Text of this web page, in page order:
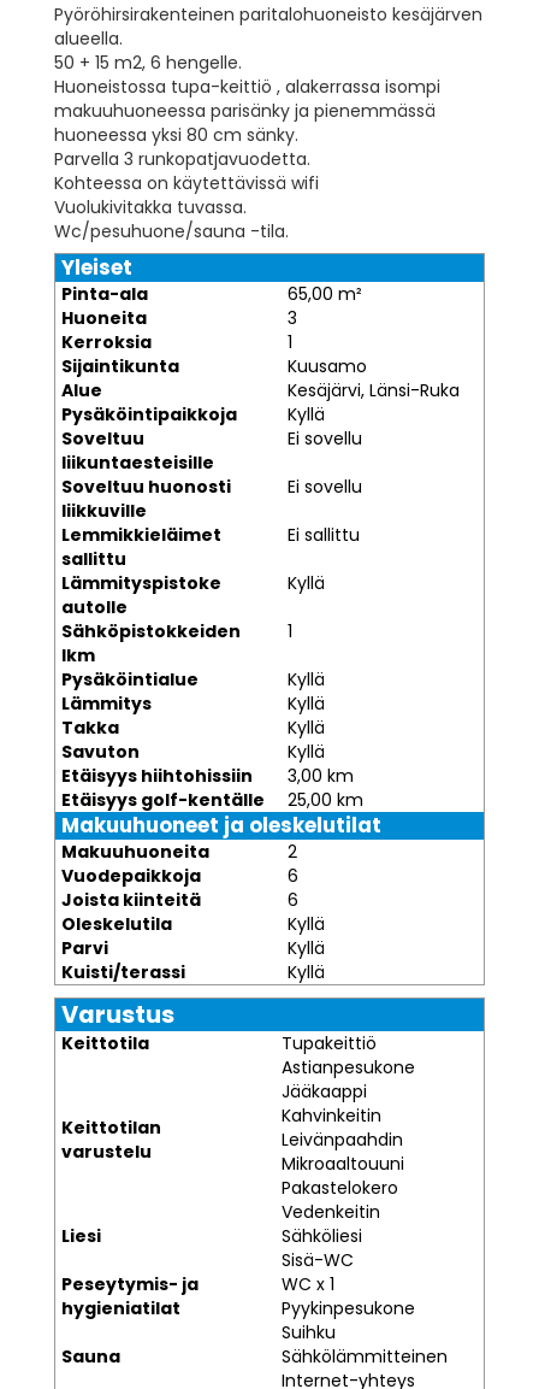
Pyöröhirsirakenteinen paritalohuoneisto kesäjärven
alueella.
50 + 15 m2, 6 hengelle.
Huoneistossa tupa-keittiö , alakerrassa isompi
makuuhuoneessa parisänky ja pienemmässä
huoneessa yksi 80 cm sänky.
Parvella 3 runkopatjavuodetta.
Kohteessa on käytettävissä wifi
Vuolukivitakka tuvassa.
Wc/pesuhuone/sauna -tila.
Yleiset
Pinta-ala
65,00 m²
Huoneita
3
Kerroksia
1
Sijaintikunta
Kuusamo
Alue
Kesäjärvi, Länsi-Ruka
Pysäköintipaikkoja
Kyllä
Soveltuu
liikuntaesteisille
Ei sovellu
Soveltuu huonosti
liikkuville
Ei sovellu
Lemmikkieläimet
sallittu
Ei sallittu
Lämmityspistoke
autolle
Kyllä
Sähköpistokkeiden
lkm
1
Pysäköintialue
Kyllä
Lämmitys
Kyllä
Takka
Kyllä
Savuton
Kyllä
Etäisyys hiihtohissiin
3,00 km
Etäisyys golf-kentälle
25,00 km
Makuuhuoneet ja oleskelutilat
Makuuhuoneita
2
Vuodepaikkoja
6
Joista kiinteitä
6
Oleskelutila
Kyllä
Parvi
Kyllä
Kuisti/terassi
Kyllä
Varustus
Keittotila Tupakeittiö
Keittotilan
varustelu
Astianpesukone
Jääkaappi
Kahvinkeitin
Leivänpaahdin
Mikroaaltouuni
Pakastelokero
Vedenkeitin
Liesi
Sähköliesi
Peseytymis- ja
hygieniatilat
Sisä-WC
WC x 1
Pyykinpesukone
Suihku
Sauna
Sähkölämmitteinen
Internet-yhteys